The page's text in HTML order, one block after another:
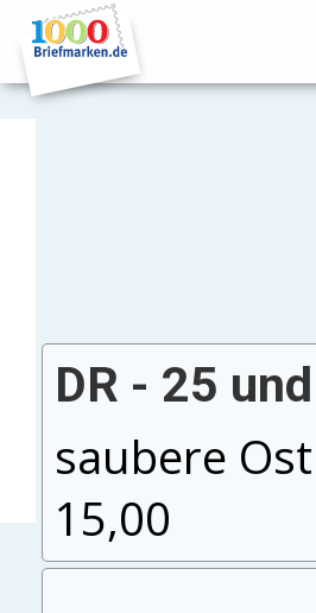
DR - 25
saubere
15,00